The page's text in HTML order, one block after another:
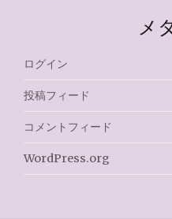
メ
ログイン
投稿フィード
コメントフィード
WordPress.org